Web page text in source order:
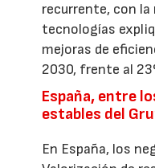
recurrente, con la
tecnologías
mejoras de
2030, frente al
España, entre
estables del
En España, los